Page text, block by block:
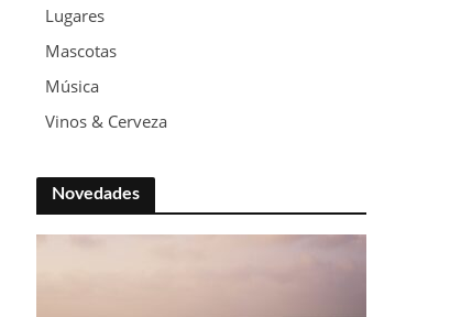
Lugares
Mascotas
Música
Vinos & Cerveza
Novedades